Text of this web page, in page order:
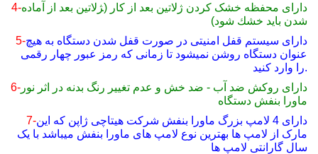
4-دارای محفظه خشک کردن ژلاتین بعد از کار (‍ژلاتين بعد از آماده
شدن بايد خشك شود)
5-دارای سیستم قفل امنیتی در صورت قفل شدن دستگاه به هیچ
عنوان دستگاه روشن نمیشود تا زمانی که رمز عبور چهار رقمی
را وارد کنید.
6- دارای روکش ضد آب - ضد خش و عدم تغییر رنگ بدنه در اثر نور
ماورا بنفش دستگاه
7-دارای 4 لامپ بزرگ ماورا بنفش شرکت هیتاچی ژاپن که این
مارک از لامپ ها بهترین نوع لامپ های ماورا بنفش میباشد با یک
سال گارانتی لامپ ها